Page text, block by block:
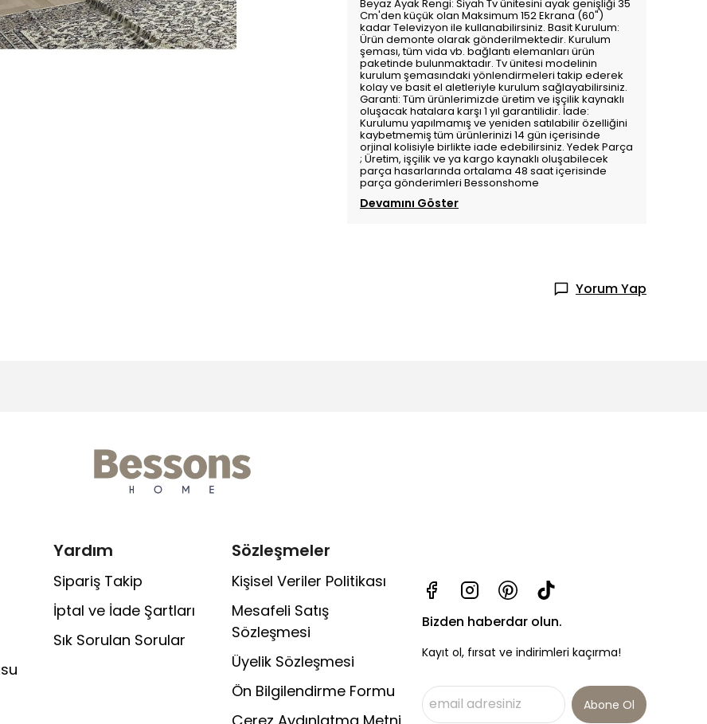
Beyaz Ayak Rengi: Siyah Tv ünitesini ayak genişliği 35
Cm'den küçük olan Maksimum 152 Ekrana (60")
kadar Televizyon ile kullanabilirsiniz. Basit Kurulum:
Ürün demonte olarak gönderilmektedir. Kurulum
şeması, tüm vida vb. bağlantı elemanları ürün
paketinde bulunmaktadır. Tv ünitesi modelinin
kurulum şemasındaki yönlendirmeleri takip ederek
kolay ve basit el aletleriyle kurulum sağlayabilirsiniz.
Garanti: Tüm ürünlerimizde üretim ve işçilik kaynaklı
oluşacak hatalara karşı 1 yıl garantilidir. İade:
Kurulumu yapılmamış ve yeniden satılabilir özelliğini
kaybetmemiş tüm ürünlerinizi 14 gün içerisinde
orjinal kolisiyle birlikte iade edebilirsiniz. Yedek Parça
; Üretim, işçilik ve ya kargo kaynaklı oluşabilecek
parça hasarlarında ortalama 48 saat içerisinde
parça gönderimleri Bessonshome
Devamını Göster
Yorum Yap
Yardım
Sipariş Takip
İptal ve İade Şartları
Sık Sorulan Sorular
Sözleşmeler
Kişisel Veriler Politikası
Mesafeli Satış
Sözleşmesi
Üyelik Sözleşmesi
Ön Bilgilendirme Formu
Bizden haberdar olun.
Kayıt ol, fırsat ve indirimleri kaçırma!
Abone Ol